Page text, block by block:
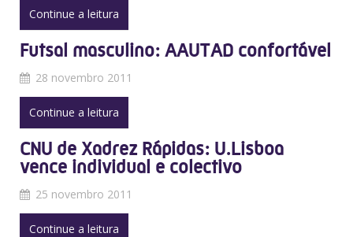
Continue a leitura
Futsal masculino: AAUTAD confortável
28 novembro 2011
Continue a leitura
CNU de Xadrez Rápidas: U.Lisboa
vence individual e colectivo
25 novembro 2011
Continue a leitura